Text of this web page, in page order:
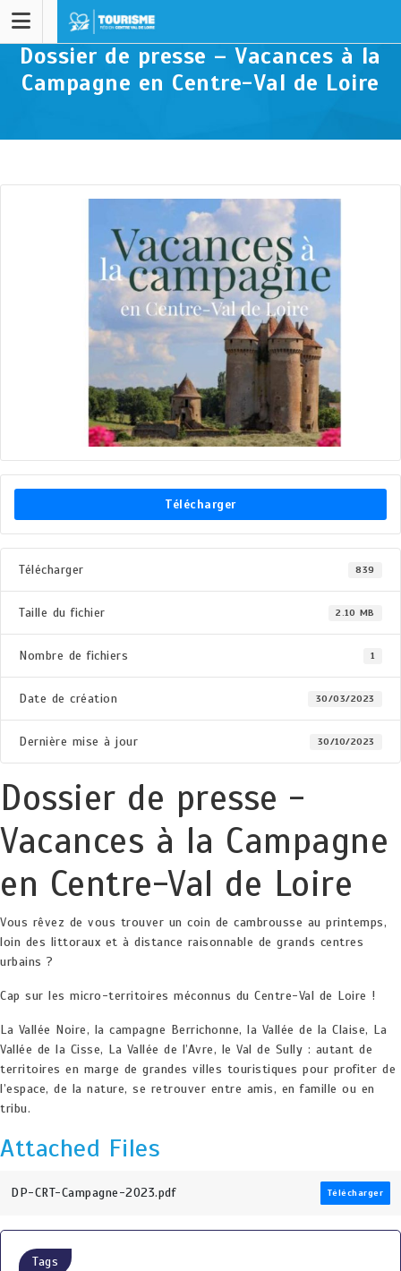
Dossier de presse – Vacances à la
Campagne en Centre-Val de Loire
Télécharger
Télécharger 839
Taille du fichier 2.10 MB
Nombre de fichiers 1
Date de création 30/03/2023
Dernière mise à jour 30/10/2023
Dossier de presse -
Vacances à la Campagne
en Centre-Val de Loire
Vous rêvez de vous trouver un coin de cambrousse au printemps,
loin des littoraux et à distance raisonnable de grands centres
urbains ?
Cap sur les micro-territoires méconnus du Centre-Val de Loire !
La Vallée Noire, la campagne Berrichonne, la Vallée de la Claise, La
Vallée de la Cisse, La Vallée de l’Avre, le Val de Sully : autant de
territoires en marge de grandes villes touristiques pour profiter de
l’espace, de la nature, se retrouver entre amis, en famille ou en
tribu.
Attached Files
DP-CRT-Campagne-2023.pdf Télécharger
Tags